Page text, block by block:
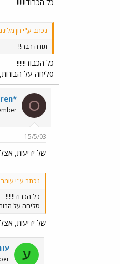
כל הכבוד!!!!!!
נכתב ע"י חן
תודה רבה!!
כל הכבוד!!!!!!
סליחה על הבורות, 7 ימים זה של מעריב או ידיעות?
O
15/5/03
של ידיעות,
נכתב ע"י
כל הכבוד!!!!!!
סליחה על הבורות, 7 ימים זה של מעריב
של ידיעות,
ע